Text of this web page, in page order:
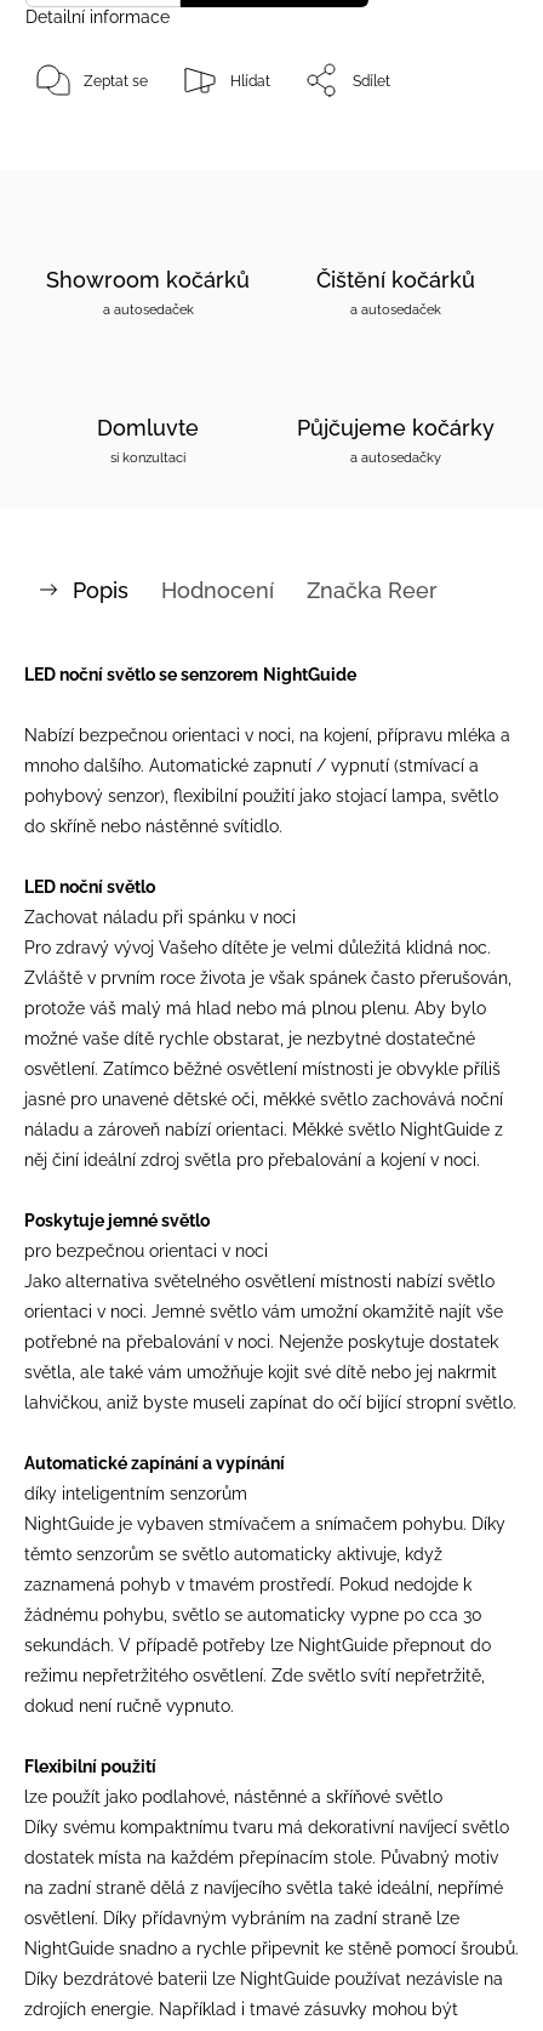
Detailní informace
Zeptat se Hlídat Sdílet
Showroom kočárků
a autosedaček
Čištění kočárků
a autosedaček
Domluvte
si konzultaci
Půjčujeme kočárky
a autosedačky
Popis Hodnocení Značka Reer
LED noční světlo se senzorem NightGuide
Nabízí bezpečnou orientaci v noci, na kojení, přípravu mléka a
mnoho dalšího. Automatické zapnutí / vypnutí (stmívací a
pohybový senzor), flexibilní použití jako stojací lampa, světlo
do skříně nebo nástěnné svítidlo.
LED noční světlo
Zachovat náladu při spánku v noci
Pro zdravý vývoj Vašeho dítěte je velmi důležitá klidná noc.
Zvláště v prvním roce života je však spánek často přerušován,
protože váš malý má hlad nebo má plnou plenu. Aby bylo
možné vaše dítě rychle obstarat, je nezbytné dostatečné
osvětlení. Zatímco běžné osvětlení místnosti je obvykle příliš
jasné pro unavené dětské oči, měkké světlo zachovává noční
náladu a zároveň nabízí orientaci. Měkké světlo NightGuide z
něj činí ideální zdroj světla pro přebalování a kojení v noci.
Poskytuje jemné světlo
pro bezpečnou orientaci v noci
Jako alternativa světelného osvětlení místnosti nabízí světlo
orientaci v noci. Jemné světlo vám umožní okamžitě najít vše
potřebné na přebalování v noci. Nejenže poskytuje dostatek
světla, ale také vám umožňuje kojit své dítě nebo jej nakrmit
lahvičkou, aniž byste museli zapínat do očí bijící stropní světlo.
Automatické zapínání a vypínání
díky inteligentním senzorům
NightGuide je vybaven stmívačem a snímačem pohybu. Díky
těmto senzorům se světlo automaticky aktivuje, když
zaznamená pohyb v tmavém prostředí. Pokud nedojde k
žádnému pohybu, světlo se automaticky vypne po cca 30
sekundách. V případě potřeby lze NightGuide přepnout do
režimu nepřetržitého osvětlení. Zde světlo svítí nepřetržitě,
dokud není ručně vypnuto.
Flexibilní použití
lze použít jako podlahové, nástěnné a skříňové světlo
Díky svému kompaktnímu tvaru má dekorativní navíjecí světlo
dostatek místa na každém přepínacím stole. Půvabný motiv
na zadní straně dělá z navíjecího světla také ideální, nepřímé
osvětlení. Díky přídavným vybráním na zadní straně lze
NightGuide snadno a rychle připevnit ke stěně pomocí šroubů.
Díky bezdrátové baterii lze NightGuide používat nezávisle na
zdrojích energie. Například i tmavé zásuvky mohou být